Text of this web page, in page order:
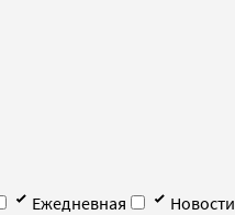
Ежедневная